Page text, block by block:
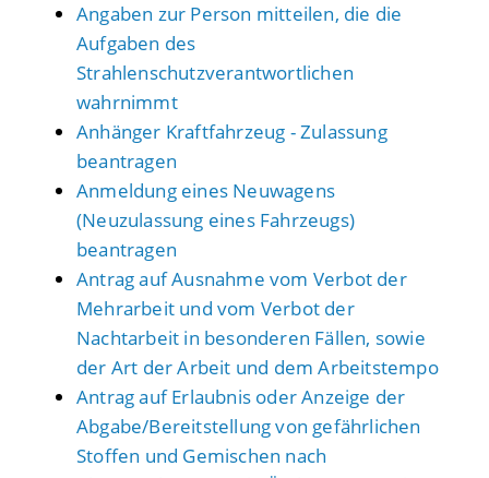
Angaben zur Person mitteilen, die die
Aufgaben des
Strahlenschutzverantwortlichen
wahrnimmt
Anhänger Kraftfahrzeug - Zulassung
beantragen
Anmeldung eines Neuwagens
(Neuzulassung eines Fahrzeugs)
beantragen
Antrag auf Ausnahme vom Verbot der
Mehrarbeit und vom Verbot der
Nachtarbeit in besonderen Fällen, sowie
der Art der Arbeit und dem Arbeitstempo
Antrag auf Erlaubnis oder Anzeige der
Abgabe/Bereitstellung von gefährlichen
Stoffen und Gemischen nach